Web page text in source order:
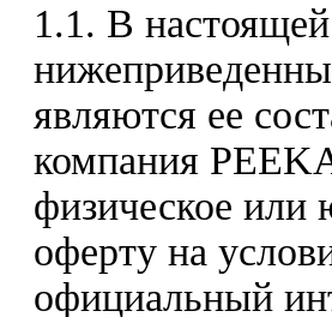
1.1. В
являются ее
компания
физическое или
оферту на
официальный